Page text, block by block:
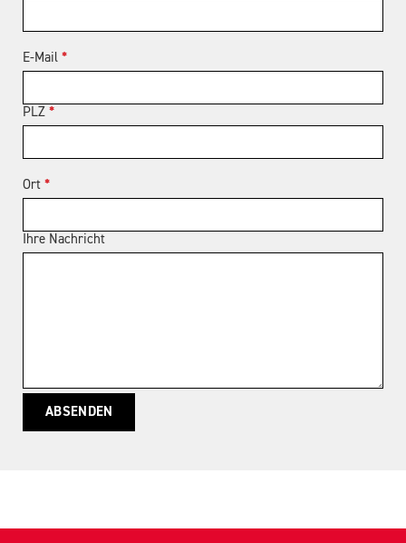
E-Mail *
PLZ *
Ort *
Ihre Nachricht
ABSENDEN